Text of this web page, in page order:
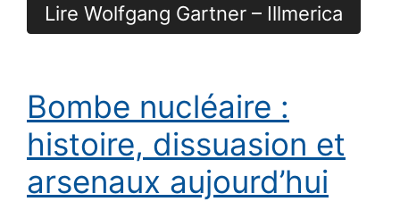
Lire Wolfgang Gartner – Illmerica
Bombe nucléaire :
histoire, dissuasion et
arsenaux aujourd’hui